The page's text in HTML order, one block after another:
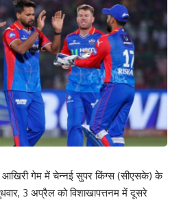
आखिरी गेम में चेन्नई सुपर किंग्स (सीएसके) के
3 अप्रैल को विशाखापत्तनम में दूसरे